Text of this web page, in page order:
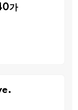
가